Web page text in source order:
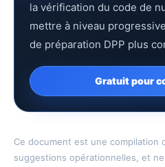
la vérification du code de
mettre à niveau
de préparation DPP plus
Gratuit pour
Ce document est une compilation
suggestions opérationnelles, et